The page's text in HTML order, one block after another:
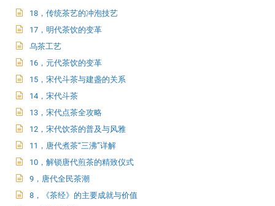
18，传统茶艺的冲泡技艺
17，明代茶饮的变革
乌茶工艺
16，元代茶饮的变革
15，宋代斗茶与建盏的关系
14，宋代斗茶
13，宋代点茶全攻略
12，宋代饮茶的普及与风雅
11，唐代煮茶“三沸”详解
10，解锁唐代煎茶的精致仪式
9，唐代全民茶潮
8，《茶经》的主要成就与价值